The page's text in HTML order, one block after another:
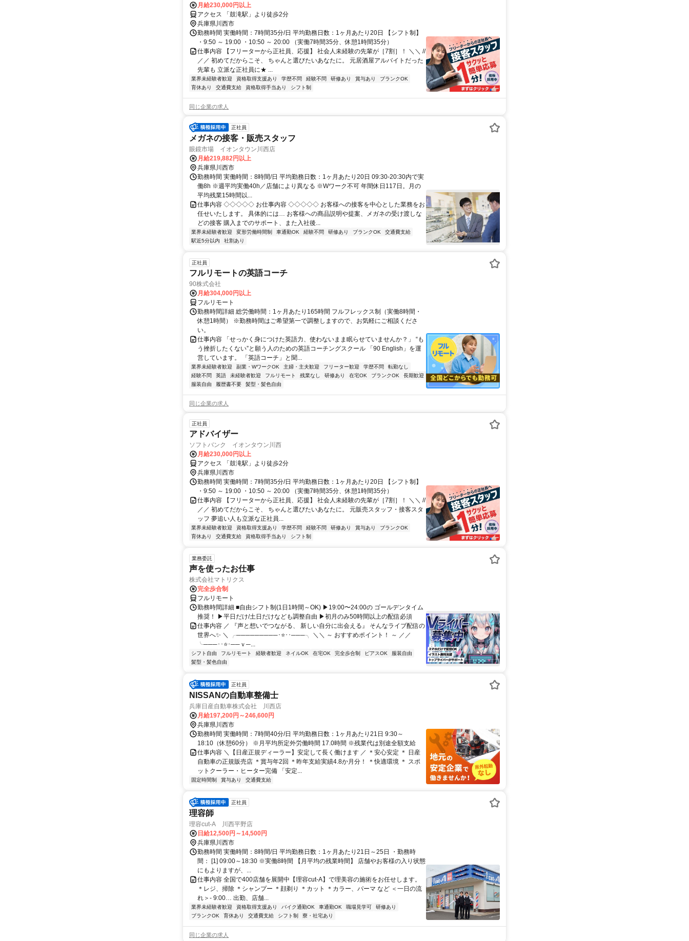
月給230,000円以上
アクセス 「鼓滝駅」より徒歩2分
兵庫県川西市
勤務時間 実働時間：7時間35分/日 平均勤務日数：1ヶ月あたり20日 【シフト制】
・9:50 ～ 19:00 ・10:50 ～ 20:00 （実働7時間35分、休憩1時間35分）
仕事内容 【フリーターから正社員、応援】 社会人未経験の先輩が［7割］！ ＼＼ //
／／ 初めてだからこそ、 ちゃんと選びたいあなたに。 元居酒屋アルバイトだった
先輩も 立派な正社員に★ ...
業界未経験者歓迎 資格取得支援あり 学歴不問 経験不問 研修あり 賞与あり
ブランクOK
育休あり
交通費支給 資格取得手当あり シフト制
同じ企業の求人
正社員
メガネの接客・販売スタッフ
眼鏡市場 イオンタウン川西店
月給219,882円以上
兵庫県川西市
勤務時間 実働時間：8時間/日 平均勤務日数：1ヶ月あたり20日 09:30-20:30内で実
働8h ※週平均実働40h／店舗により異なる ※Wワーク不可 年間休日117日。月の
平均残業15時間以...
仕事内容 ◇◇◇◇◇ お仕事内容 ◇◇◇◇◇ お客様への接客を中心とした業務をお
任せいたします。 具体的には… お客様への商品説明や提案、メガネの受け渡しな
どの接客 購入までのサポート、また入社後...
業界未経験者歓迎 変形労働時間制 車通勤OK 経験不問 研修あり ブランクOK
交通費支給
駅近5分以内
社割あり
正社員
フルリモートの英語コーチ
90株式会社
月給304,000円以上
フルリモート
勤務時間詳細 総労働時間：1ヶ月あたり165時間 フルフレックス制（実働8時間・
休憩1時間） ※勤務時間はご希望第一で調整しますので、お気軽にご相談くださ
い。
仕事内容 「せっかく身につけた英語力、使わないまま眠らせていませんか？」 “も
う挫折したくない”と願う人のための英語コーチングスクール 「90 English」を運
営しています。 「英語コーチ」と聞...
業界未経験者歓迎 副業・WワークOK 主婦・主夫歓迎 フリーター歓迎 学歴不問
転勤なし
経験不問
英語 未経験者歓迎 フルリモート 残業なし 研修あり 在宅OK ブランクOK
長期歓迎
服装自由
履歴書不要 髪型・髪色自由
同じ企業の求人
正社員
アドバイザー
ソフトバンク イオンタウン川西
月給230,000円以上
アクセス 「鼓滝駅」より徒歩2分
兵庫県川西市
勤務時間 実働時間：7時間35分/日 平均勤務日数：1ヶ月あたり20日 【シフト制】
・9:50 ～ 19:00 ・10:50 ～ 20:00 （実働7時間35分、休憩1時間35分）
仕事内容 【フリーターから正社員、応援】 社会人未経験の先輩が［7割］！ ＼＼ //
／／ 初めてだからこそ、 ちゃんと選びたいあなたに。 元販売スタッフ・接客スタ
ッフ 夢追い人も立派な正社員...
業界未経験者歓迎 資格取得支援あり 学歴不問 経験不問 研修あり 賞与あり
ブランクOK
育休あり
交通費支給 資格取得手当あり シフト制
業務委託
声を使ったお仕事
株式会社マトリクス
完全歩合制
フルリモート
勤務時間詳細 ■自由シフト制(1日1時間～OK) ▶19:00〜24:00の ゴールデンタイム
推奨！ ▶平日だけ/土日だけなども調整自由 ▶初月のみ50時間以上の配信必須
仕事内容 ／ 『声と想いでつながる、 新しい自分に出会える』 そんなライブ配信の
世界へ✨ ＼ ╭─────────･⭐･･───╮ ＼＼ ～ おすすめポイント！ ～ ／／
╰───･･⭐･──ｖ─...
シフト自由 フルリモート 経験者歓迎 ネイルOK 在宅OK 完全歩合制 ピアスOK
服装自由
髪型・髪色自由
正社員
NISSANの自動車整備士
兵庫日産自動車株式会社 川西店
月給197,200円～246,600円
兵庫県川西市
勤務時間 実働時間：7時間40分/日 平均勤務日数：1ヶ月あたり21日 9:30～
18:10（休憩60分） ※月平均所定外労働時間 17.0時間 ※残業代は別途全額支給
仕事内容 ＼【日産正規ディーラー】安定して長く働けます ／ ＊安心安定 ＊ 日産
自動車の正規販売店 ＊賞与年2回 ＊昨年支給実績4.8か月分！ ＊快適環境 ＊ スポ
ットクーラー・ヒーター完備 「安定...
固定時間制 賞与あり 交通費支給
正社員
理容師
理容cut-A 川西平野店
日給12,500円～14,500円
兵庫県川西市
勤務時間 実働時間：8時間/日 平均勤務日数：1ヶ月あたり21日～25日 ・勤務時
間： [1] 09:00～18:30 ※実働8時間 【月平均の残業時間】 店舗やお客様の入り状態
にもよりますが、...
仕事内容 全国で400店舗を展開中【理容cut-A】で理美容の施術をお任せします。
＊レジ、掃除 ＊シャンプー ＊顔剃り ＊カット ＊カラー、パーマ など ＜一日の流
れ＞- 9:00… 出勤、店舗...
業界未経験者歓迎 資格取得支援あり バイク通勤OK 車通勤OK 職場見学可
研修あり
ブランクOK
育休あり 交通費支給 シフト制 寮・社宅あり
同じ企業の求人